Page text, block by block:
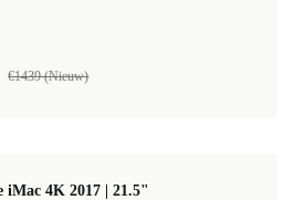
€1439 (Nieuw)
iMac 4K 2017 | 21.5"